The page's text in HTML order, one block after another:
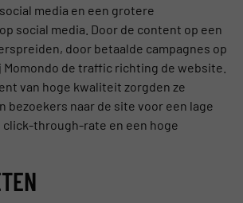
media en een grotere
social media. Door de content op een
door betaalde campagnes op
Momondo de traffic richting de website.
van hoge kwaliteit zorgden ze
bezoekers naar de site voor een lage
click-through-rate en een hoge